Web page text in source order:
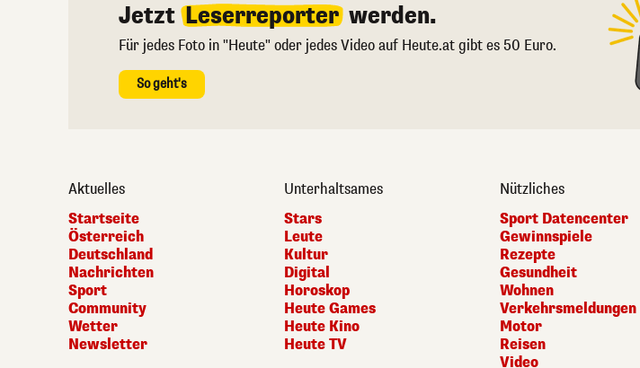
Jetzt Leserreporter werden.
Für jedes Foto in "Heute" oder jedes Video auf Heute.at gibt es 50 Euro.
So geht's
Aktuelles
Startseite
Österreich
Deutschland
Nachrichten
Sport
Community
Wetter
Newsletter
Unterhaltsames
Stars
Leute
Kultur
Digital
Horoskop
Heute Games
Heute Kino
Heute TV
Nützliches
Sport Datencenter
Gewinnspiele
Rezepte
Gesundheit
Wohnen
Verkehrsmeldungen
Motor
Reisen
Video